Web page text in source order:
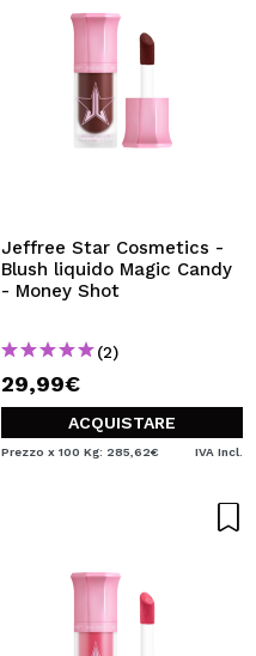
Jeffree Star Cosmetics -
Blush liquido Magic Candy
- Money Shot
(2)
29,99€
ACQUISTARE
Prezzo x 100 Kg: 285,62€ IVA Incl.